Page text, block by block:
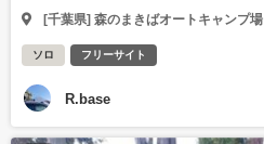
[千葉県] 森のまきばオートキャンプ場
ソロ フリーサイト
R.base